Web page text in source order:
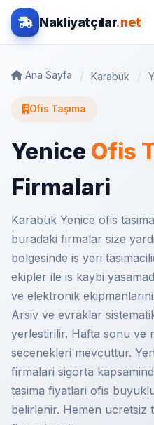
Nakliyatçılar.net
Ana Sayfa Karabük
Ofis Taşıma
Yenice Ofis
Firmalari
Karabük Yenice ofis
buradaki firmalar size
bolgesinde is yeri
ekipler ile is kaybi
ve elektronik
Arsiv ve evraklar
yerlestirilir. Hafta sonu ve
secenekleri mevcuttur.
firmalari sigorta
tasima fiyatlari ofis
belirlenir. Hemen ucretsiz